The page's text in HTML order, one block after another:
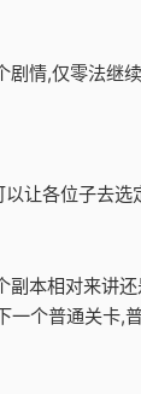
情,仅零法继
让各位子去
本相对来讲
个普通关卡